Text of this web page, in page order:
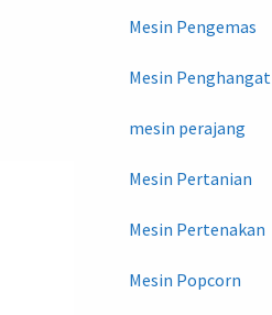
Mesin Pengemas
Mesin Penghangat
mesin perajang
Mesin Pertanian
Mesin Pertenakan
Mesin Popcorn